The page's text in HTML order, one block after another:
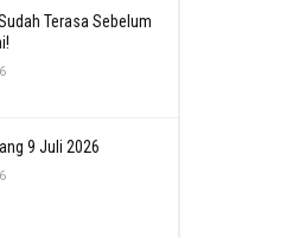
Terasa Sebelum
9 Juli 2026